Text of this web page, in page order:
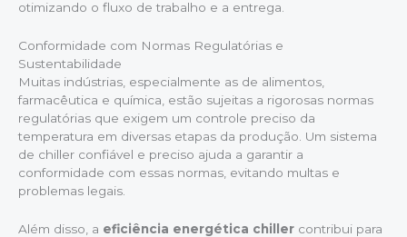
otimizando o fluxo de trabalho e a entrega.
Conformidade com Normas Regulatórias e
Sustentabilidade
Muitas indústrias, especialmente as de alimentos,
farmacêutica e química, estão sujeitas a rigorosas normas
regulatórias que exigem um controle preciso da
temperatura em diversas etapas da produção. Um sistema
de chiller confiável e preciso ajuda a garantir a
conformidade com essas normas, evitando multas e
problemas legais.
Além disso, a eficiência energética chiller contribui para